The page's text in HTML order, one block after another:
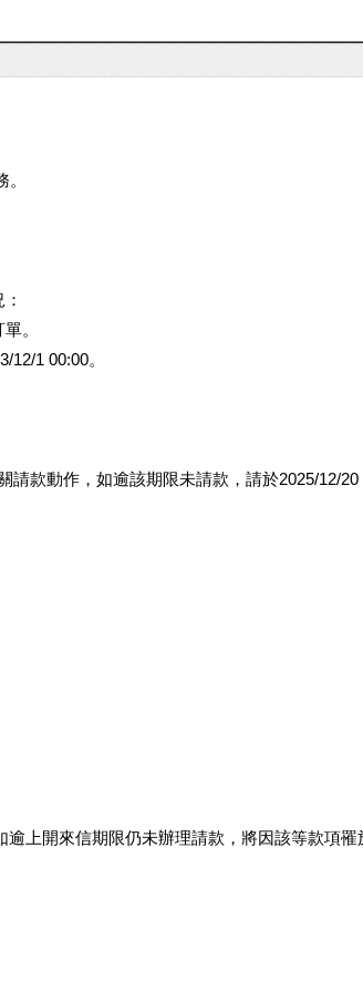
。
1 00:00。
款動作，如逾該期限未請款，請於2025/12/20
上開來信期限仍未辦理請款，將因該等款項